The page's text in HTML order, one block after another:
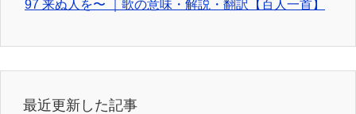
97 来ぬ人を〜 ｜歌の意味・解説・翻訳【百人一首】
最近更新した記事